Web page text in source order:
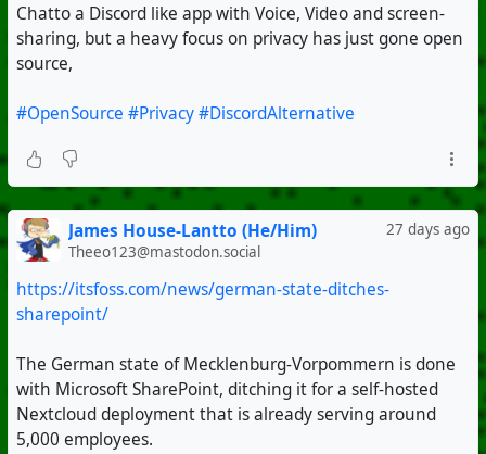
Chatto a Discord like app with Voice, Video and screen-
sharing, but a heavy focus on privacy has just gone open
source,
#OpenSource #Privacy#DiscordAlternative
27 days ago
James House-Lantto (He/Him)
Theeo123@mastodon.social
https://itsfoss.com/news/german-state-ditches-
sharepoint/
The German state of Mecklenburg-Vorpommern is done
with Microsoft SharePoint, ditching it for a self-hosted
Nextcloud deployment that is already serving around
5,000 employees.